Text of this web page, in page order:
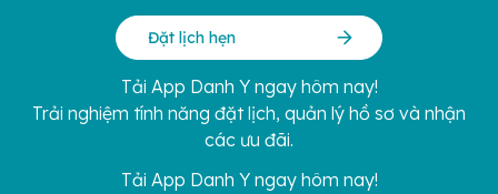
Đặt lịch hẹn
Tải App Danh Y ngay hôm nay!
Trải nghiệm tính năng đặt lịch, quản lý hồ sơ và nhận
các ưu đãi.
Tải App Danh Y ngay hôm nay!